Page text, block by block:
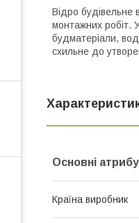
Відро будівельне
монтажних робіт.
будматеріали,
схильне до
Основні
Країна виробник